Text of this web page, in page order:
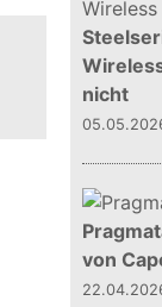
nicht
von